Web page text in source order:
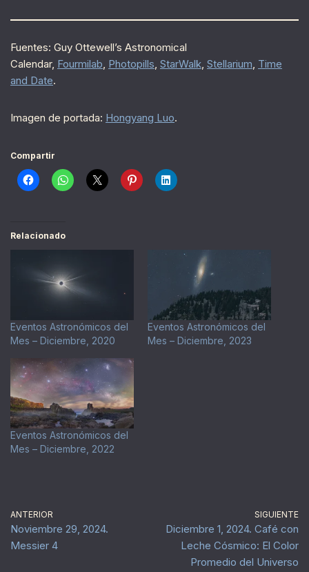
Fuentes: Guy Ottewell’s Astronomical
Calendar, Fourmilab, Photopills, StarWalk, Stellarium, Time
and Date.
Imagen de portada: Hongyang Luo.
Compartir
Relacionado
Eventos Astronómicos del
Mes – Diciembre, 2020
Eventos Astronómicos del
Mes – Diciembre, 2023
Eventos Astronómicos del
Mes – Diciembre, 2022
ANTERIOR
Noviembre 29, 2024.
Messier 4
SIGUIENTE
Diciembre 1, 2024. Café con
Leche Cósmico: El Color
Promedio del Universo